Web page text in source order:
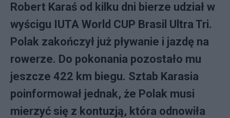
Robert Karaś od kilku dni bierze udział w
wyścigu IUTA World CUP Brasil Ultra Tri.
Polak zakończył już pływanie i jazdę na
rowerze. Do pokonania pozostało mu
jeszcze 422 km biegu. Sztab Karasia
poinformował jednak, że Polak musi
mierzyć się z kontuzją, która odnowiła